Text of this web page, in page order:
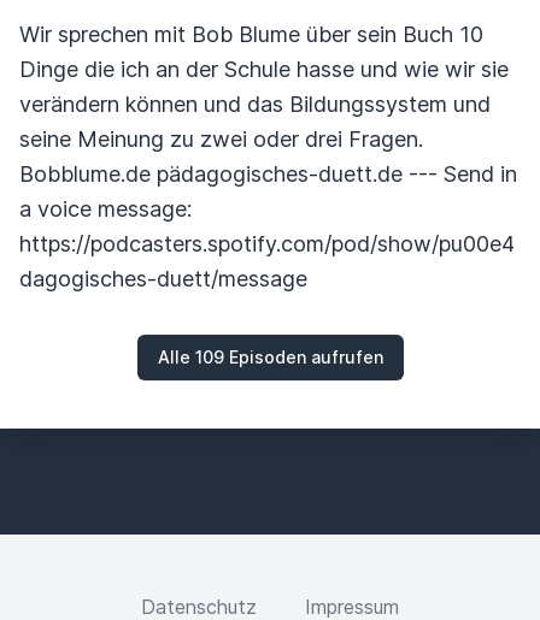
Wir sprechen mit Bob Blume über sein Buch 10
Dinge die ich an der Schule hasse und wie wir sie
verändern können und das Bildungssystem und
seine Meinung zu zwei oder drei Fragen.
Bobblume.de pädagogisches-duett.de --- Send in
a voice message:
https://podcasters.spotify.com/pod/show/pu00e4
dagogisches-duett/message
Alle 109 Episoden aufrufen
Datenschutz Impressum